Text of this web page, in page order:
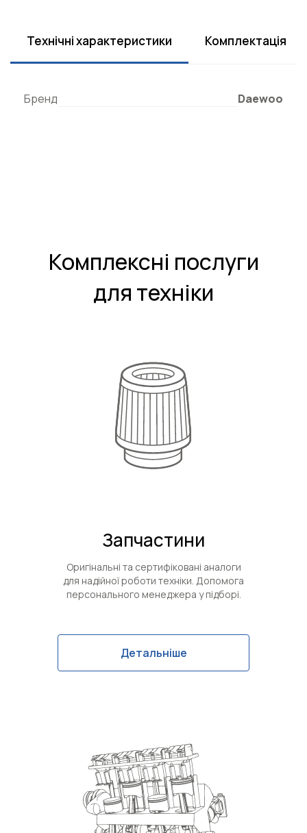
Технічні характеристики Комплектація
Бренд Daewoo
Комплексні послуги
для техніки
Запчастини
Оригінальні та сертифіковані аналоги
для надійної роботи техніки. Допомога
персонального менеджера у підборі.
Детальніше